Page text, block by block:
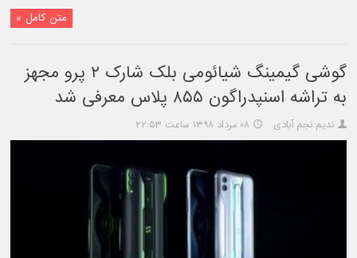
متن کامل »
گوشی گیمینگ شیائومی بلک شارک ۲ پرو مجهز
به تراشه اسنپدراگون ۸۵۵ پلاس معرفی شد
ندیم نجم آبادی ۰۸ مرداد ۱۳۹۸ ساعت ۲۲:۵۳